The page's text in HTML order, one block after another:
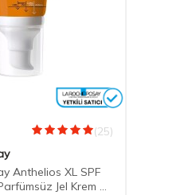
(25)
Anthelios XL SPF
Jel Krem 50